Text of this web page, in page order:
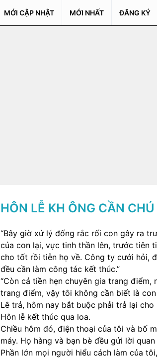
MỚI CẬP NHẬT MỚI NHẤT ĐĂNG KÝ
HÔN LỄ KH ÔNG CẦN CHÚ
“Bây giờ xử lý đống rắc rối con gây ra
của con lại, vực tinh thần lên, trước tiên
cho tốt rồi tiễn họ về. Công ty cưới hỏi,
đều cần làm công tác kết thúc.”
“Còn cả tiền hẹn chuyên gia trang điểm,
trang điểm, vậy tôi không cần biết là
Lê trả, hôm nay bắt buộc phải trả lại cho
Hôn lễ kết thúc qua loa.
Chiều hôm đó, điện thoại của tôi và bố
máy. Họ hàng và bạn bè đều gửi lời quan
Phần lớn mọi người hiểu cách làm của